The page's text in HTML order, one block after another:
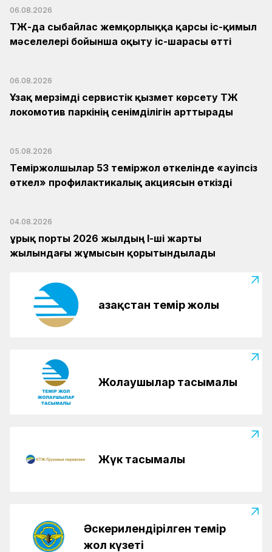
06.08.2026
ҚТЖ-да сыбайлас жемқорлыққа қарсы іс-қимыл
мәселелері бойынша оқыту іс-шарасы өтті
06.08.2026
Ұзақ мерзімді сервистік қызмет көрсету ҚТЖ
локомотив паркінің сенімділігін арттырады
05.08.2026
Теміржолшылар 53 теміржол өткелінде «Қауіпсіз
өткел» профилактикалық акциясын өткізді
04.08.2026
Құрық порты 2026 жылдың І-ші жарты
жылындағы жұмысын қорытындылады
Қазақстан темір жолы
Жолаушылар тасымалы
Жүк тасымалы
Әскерилендірілген темір
жол күзеті